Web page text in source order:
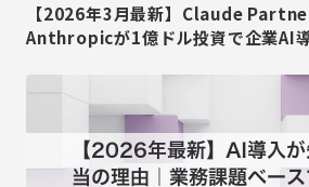
【2026年3月最新】Claude
Anthropicが1億ドル投資で企業AI